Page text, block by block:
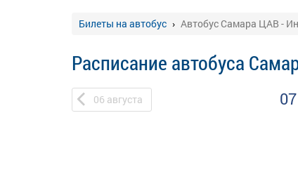
Билеты на автобус Автобус Самара ЦАВ -
Расписание автобуса
06 августа